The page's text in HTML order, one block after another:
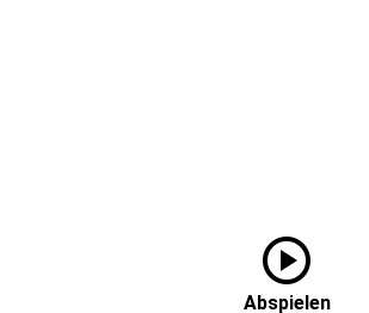
play_circle
Abspielen